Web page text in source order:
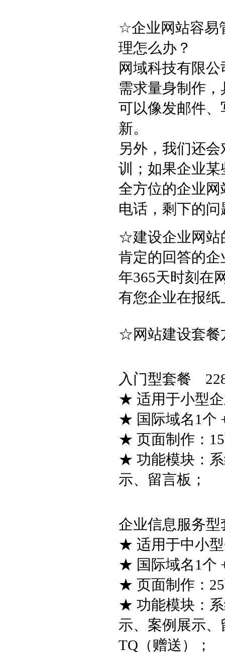
☆企业网站容易
理怎么办？
网域科技有限
需求量身制作
可以像发邮件
新。
另外，我们还
训；如果企业
全方位的企业
电话，剩下的
☆建设企业网站
肯定的回答的
年365天时刻在
有您企业在报
☆网站建设套餐
入门型套餐
★ 适用于小型
★ 国际域名1个
★ 页面制作：
★ 功能模块：
示、留言板；
企业信息服务
★ 适用于中小
★ 国际域名1个
★ 页面制作：
★ 功能模块：
示、案例展示
TQ（赠送）；